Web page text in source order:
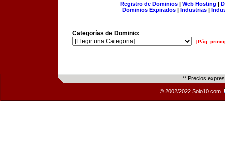
Registro de Dominios| Web Hosting |
Dominios Expirados | Industrias |
Categorías de Dominio:
[Pág.
** Precios
© 2002/2022 Solo10.com